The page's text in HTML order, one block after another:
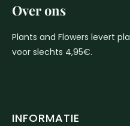
Over ons
Plants and Flowers levert
voor slechts 4,95€.
INFORMATIE